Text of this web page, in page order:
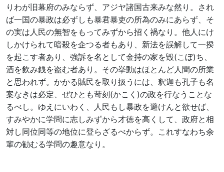
りわが旧幕府のみならず、アジヤ諸国古来みな然り。され
ば一国の暴政は必ずしも暴君暴吏の所為のみにあらず、そ
の実は人民の無智をもってみずから招く禍なり。他人にけ
しかけられて暗殺を企つる者もあり、新法を誤解して一揆
を起こす者あり、強訴を名として金持の家を毀(こぼ)ち、
酒を飲み銭を盗む者あり。その挙動はほとんど人間の所業
と思われず。かかる賊民を取り扱うには、釈迦も孔子も名
案なきは必定、ぜひとも苛刻(かこく)の政を行なうことな
るべし。ゆえにいわく、人民もし暴政を避けんと欲せば、
すみやかに学問に志しみずから才徳を高くして、政府と相
対し同位同等の地位に登らざるべからず。これすなわち余
輩の勧むる学問の趣意なり。